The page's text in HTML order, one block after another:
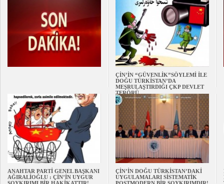
ÇİN’İN “GÜVENLİK”SÖYLEMİ İLE
DOĞU TÜRKİSTAN’DA
MEŞRULAŞTIRDIĞI ÇKP DEVLET
TERÖRÜ
ANAHTAR PARTİ GENEL BAŞKANI
AĞIRALİOĞLU : ÇİN’İN UYGUR
ÇİN’İN DOĞU TÜRKİSTAN’DAKİ
UYGULAMALARI SİSTEMATİK